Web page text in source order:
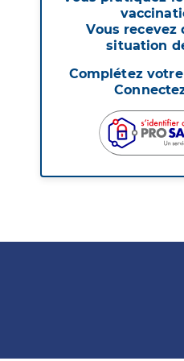
Vous recevez
situation
Complétez